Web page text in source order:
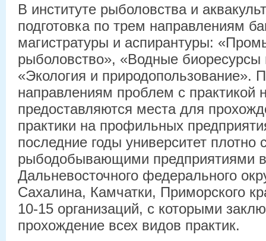
В институте рыболовства и
подготовка по трем направлениям
магистратуры и аспирантуры:
рыболовство», «Водные биоресурсы
«Экология и природопользование».
направлениям проблем с практикой
предоставляются места для
практики на профильных
последние годы университет плотно
рыбодобывающими предприятиями
Дальневосточного федерального
Сахалина, Камчатки, Приморского
10-15 организаций, с которыми
прохождение всех видов практик.